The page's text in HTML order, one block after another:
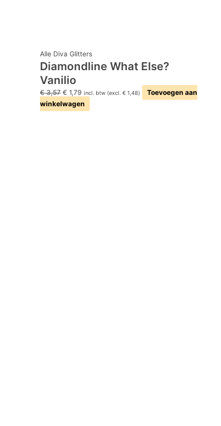
Alle Diva Glitters
Diamondline What Else?
Vanilio
€3,57 € 1,79 incl. btw (excl.€ 1,48)
Toevoegen aan
winkelwagen